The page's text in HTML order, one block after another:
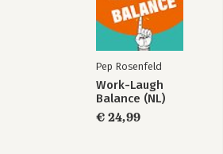
Pep Rosenfeld
Work-Laugh
Balance (NL)
€ 24,99